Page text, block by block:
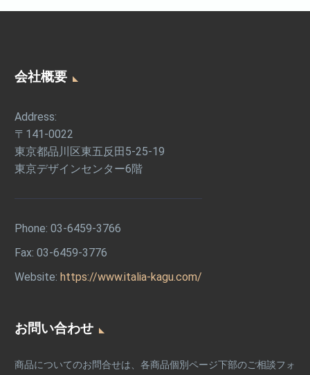
会社概要
Address:
〒141-0022
東京都品川区東五反田5-25-19
東京デザインセンター6階
Phone: 03-6459-3766
Fax: 03-6459-3776
Website: https://www.italia-kagu.com/
お問い合わせ
商品についてのお問合せは、各商品個別ページ下部のご相談フォ